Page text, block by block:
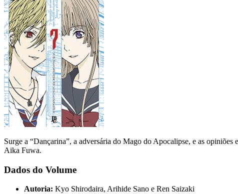
Surge a “Dançarina”, a adversária do Mago do Apocalipse, e as
Aika Fuwa.
Dados do Volume
Autoria: Kyo Shirodaira, Arihide Sano e Ren Saizaki